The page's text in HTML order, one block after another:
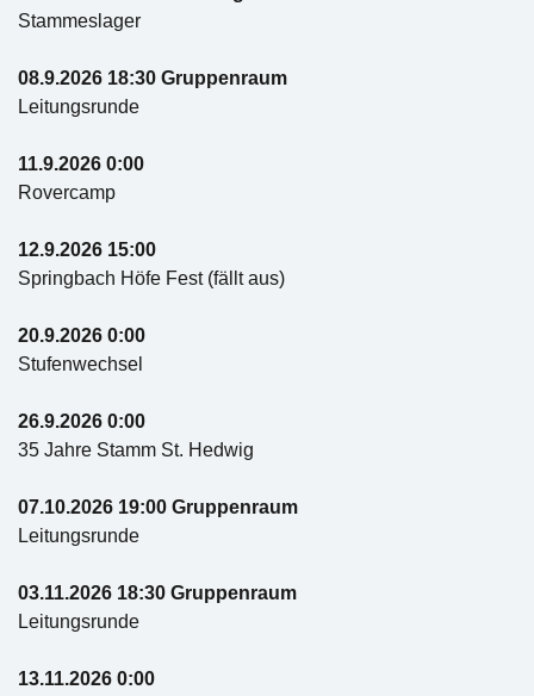
Stammeslager
08.9.2026 18:30 Gruppenraum
Leitungsrunde
11.9.2026 0:00
Rovercamp
12.9.2026 15:00
Springbach Höfe Fest (fällt aus)
20.9.2026 0:00
Stufenwechsel
26.9.2026 0:00
35 Jahre Stamm St. Hedwig
07.10.2026 19:00 Gruppenraum
Leitungsrunde
03.11.2026 18:30 Gruppenraum
Leitungsrunde
13.11.2026 0:00